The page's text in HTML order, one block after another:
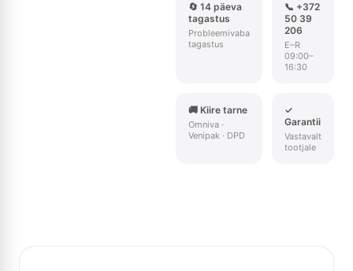
🔄 14 päeva
tagastus
Probleemivaba
tagastus
📞 +372
50 39
206
E–R
09:00–
16:30
🚚 Kiire tarne
Omniva ·
Venipak · DPD
✓
Garantii
Vastavalt
tootjale